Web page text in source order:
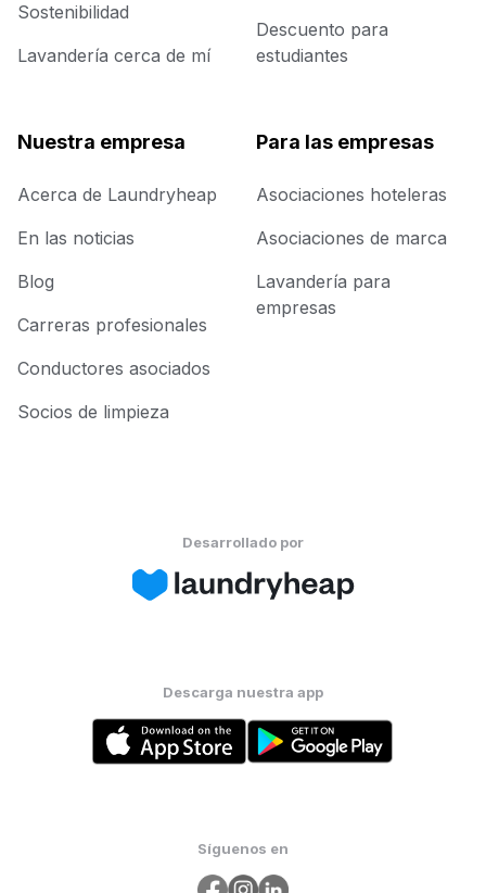
Sostenibilidad
Lavandería cerca de mí
Descuento para
estudiantes
Nuestra empresa
Acerca de Laundryheap
En las noticias
Blog
Carreras profesionales
Conductores asociados
Socios de limpieza
Para las empresas
Asociaciones hoteleras
Asociaciones de marca
Lavandería para
empresas
Desarrollado por
Descarga nuestra app
Síguenos en